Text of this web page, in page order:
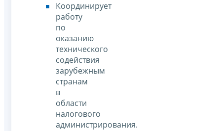
Координирует
работу
по
оказанию
технического
содействия
зарубежным
странам
в
области
налогового
администрирования.